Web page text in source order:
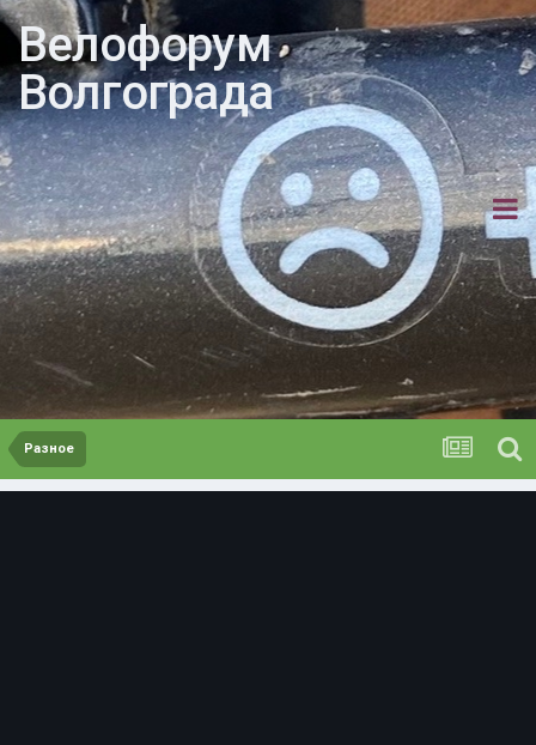
Велофорум
Волгограда
Разное